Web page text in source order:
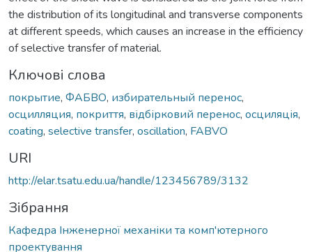
the distribution of its longitudinal and transverse components
at different speeds, which causes an increase in the efficiency
of selective transfer of material.
Ключові слова
покрытие, ФАБВО, избирательный перенос,
осцилляция, покриття, відбірковий перенос, осциляція,
coating, selective transfer, oscillation, FABVO
URI
http://elar.tsatu.edu.ua/handle/123456789/3132
Зібрання
Кафедра Інженерної механіки та комп'ютерного
проектування